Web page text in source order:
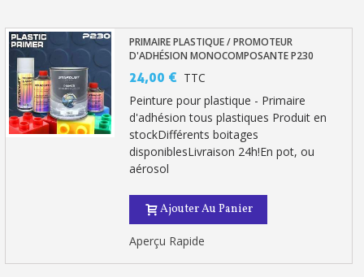
Inscription à la newsletter : 5€ de réduction
PRIMAIRE PLASTIQUE / PROMOTEUR
D'ADHÉSION MONOCOMPOSANTE P230
24,00 € TTC
Peinture pour plastique - Primaire
d'adhésion tous plastiques Produit en
stockDifférents boitages
disponiblesLivraison 24h!En pot, ou
aérosol
Ajouter Au Panier
Aperçu Rapide